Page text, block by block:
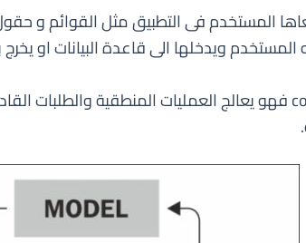
المستخدم فى التطبيق مثل القوائم و
المستخدم ويدخلها الى قاعدة البيانات او